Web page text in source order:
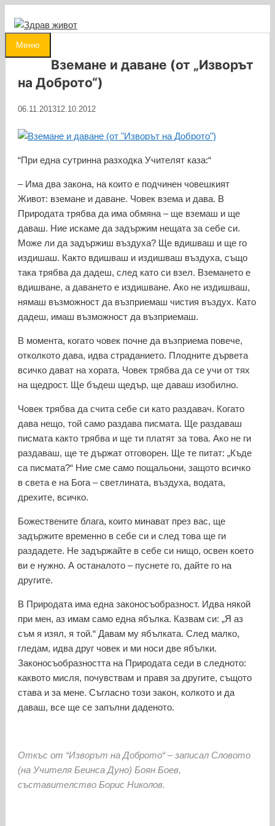
съдържанието
Меню
Вземане и даване (от „Изворът
на Доброто“)
06.11.201312.10.2012
“При една сутринна разходка Учителят каза:“
– Има два закона, на които е подчинен човешкият
Живот: вземане и даване. Човек взема и дава. В
Природата трябва да има обмяна – ще вземаш и ще
даваш. Ние искаме да задържим нещата за себе си.
Може ли да задържиш въздуха? Ще вдишваш и ще го
издишаш. Както вдишваш и издишваш въздуха, също
така трябва да дадеш, след като си взел. Вземането е
вдишване, а даването е издишване. Ако не издишваш,
нямаш възможност да възприемаш чистия въздух. Като
дадеш, имаш възможност да възприемаш.
В момента, когато човек почне да възприема повече,
отколкото дава, идва страданието. Плодните дървета
всичко дават на хората. Човек трябва да се учи от тях
на щедрост. Ще бъдеш щедър, ще даваш изобилно.
Човек трябва да счита себе си като раздавач. Когато
дава нещо, той само раздава писмата. Ще раздаваш
писмата както трябва и ще ти платят за това. Ако не ги
раздаваш, ще те държат отговорен. Ще те питат: „Къде
са писмата?“ Ние сме само пощальони, защото всичко
в света е на Бога – светлината, въздуха, водата,
дрехите, всичко.
Божествените блага, които минават през вас, ще
задържите временно в себе си и след това ще ги
раздадете. Не задържайте в себе си нищо, освен което
ви е нужно. А останалото – пуснете го, дайте го на
другите.
В Природата има една законосъобразност. Идва някой
при мен, аз имам само една ябълка. Казвам си: „Я аз
съм я изял, я той.“ Давам му ябълката. След малко,
гледам, идва друг човек и ми носи две ябълки.
Законосъобразността на Природата седи в следното:
каквото мисля, почувствам и правя за другите, същото
става и за мене. Съгласно този закон, колкото и да
даваш, все ще се запълни даденото.
Откъс от “Изворът на Доброто“ – записал Словото
(на Учителя Беинса Дуно) Боян Боев,
съставителство Борис Николов.